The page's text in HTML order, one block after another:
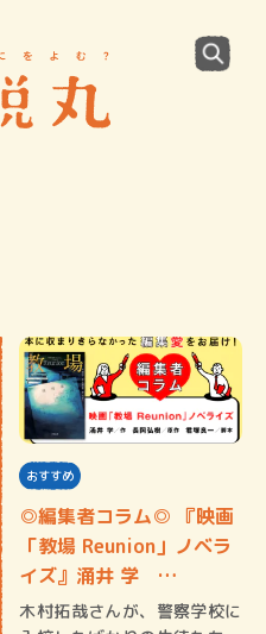
おすすめ
◎編集者コラム◎ 『映画
「教場 Reunion」ノベラ
イズ』涌井 学 …
木村拓哉さんが、警察学校に